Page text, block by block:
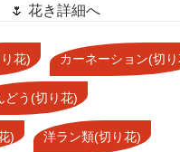
🌷 花き詳細へ
花) カーネーション(切
どう(切り花)
) 洋ラン類(切り花)